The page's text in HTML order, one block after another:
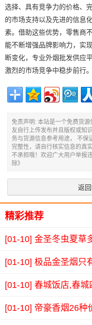
选择、具有竞争力的价格、
的市场支持以及先进的信息
素。借助这些优势，零售商
能不断增强品牌影响力，实
断变化，专业外烟批发供应
激烈的市场竞争中稳步前行。
免责声明: 本站是一个免费货
友自行上传发布并且版权或知
务与货源信息参考用途， 不保
完整性，请自行核实信息的真
不承担哦！欢迎广大用户举报
除》
返
精彩推荐
[01-10] 金圣冬虫夏草
最新价格及购买指南
[01-10] 极品金圣烟只
铸就非凡荣耀之路
[01-10] 春城饭店,春城
力无限
[01-10] 帝豪香烟26种